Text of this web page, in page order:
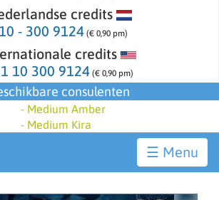
credits
- 300 9124 (€ 0,90 pm)
credits
10 300 9124 (€ 0,90 pm)
consulenten
- Medium Amber
- Medium Kira
☰